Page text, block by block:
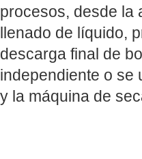
procesos, desde la
llenado de líquido,
descarga final de
independiente o se
y la máquina de